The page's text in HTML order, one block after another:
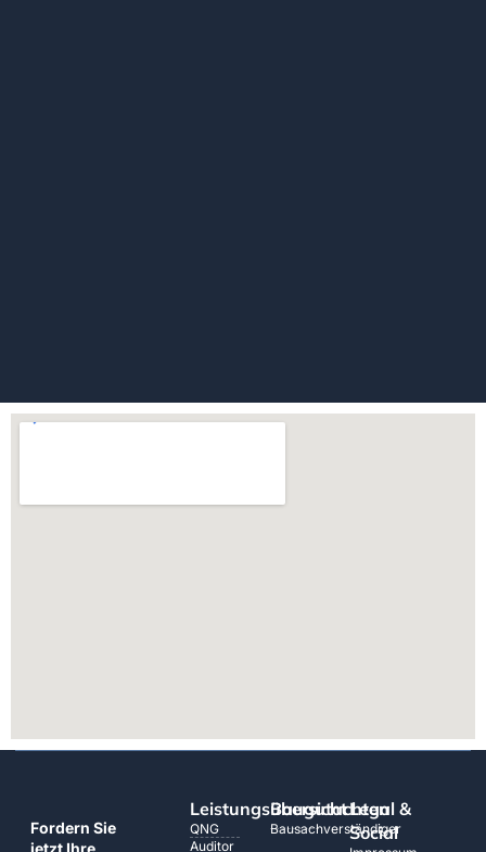
Fordern Sie
jetzt Ihre
Leistungsübersicht
QNG
Auditor
Baugutachten
Bausachverständiger
Legal &
Social